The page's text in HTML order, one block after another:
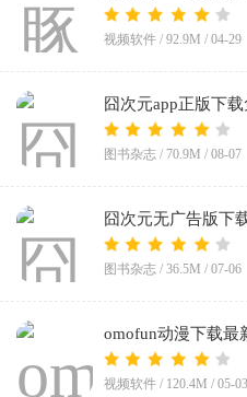
视频软件 / 92.9M / 04-29
囧次元app正版下
图书杂志 / 70.9M / 08-07
囧次元无广告版下
2026v1.5.8.0
图书杂志 / 36.5M / 07-06
omofun动漫下载最
视频软件 / 120.4M / 05-03